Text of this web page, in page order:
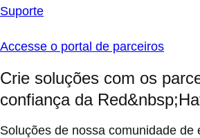
Suporte
Accesse o portal de parceiros
Crie soluções com os
confiança da
Soluções de nossa comunidade de